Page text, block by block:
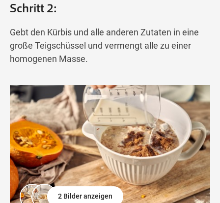
Schritt 2:
Gebt den Kürbis und alle anderen Zutaten in eine
große Teigschüssel und vermengt alle zu einer
homogenen Masse.
2 Bilder anzeigen